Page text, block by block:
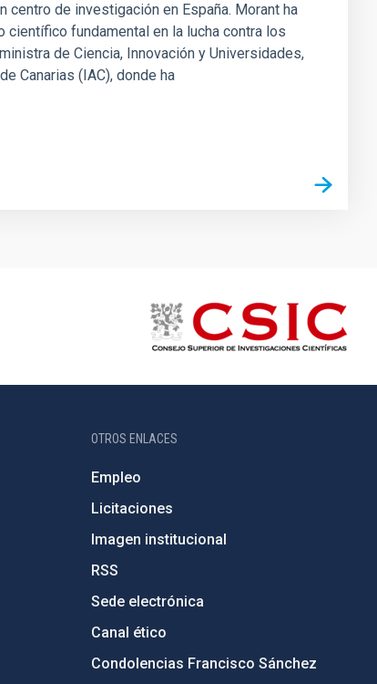
de investigación en España. Morant ha
fundamental en la lucha contra los
de Ciencia, Innovación y Universidades,
Canarias (IAC), donde ha
OTROS ENLACES
Empleo
Licitaciones
Imagen institucional
RSS
Sede electrónica
Canal ético
Condolencias Francisco Sánchez